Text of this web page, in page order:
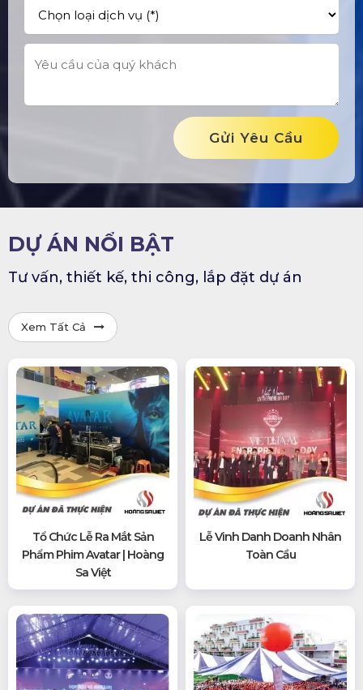
Gửi Yêu Cầu
DỰ ÁN NỔI BẬT
Tư vấn, thiết kế, thi công, lắp đặt dự án
Xem Tất Cả
Tổ Chức Lễ Ra Mắt Sản
Phẩm Phim Avatar | Hoàng
Sa Việt
Lễ Vinh Danh Doanh Nhân
Toàn Cầu